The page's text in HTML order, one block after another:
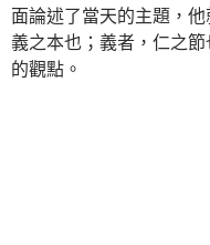
面論述了當天的主題，他
義之本也；義者，仁之節
的觀點。